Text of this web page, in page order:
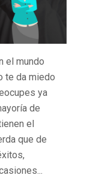
el mundo
te da miedo
ya
de
el
que de